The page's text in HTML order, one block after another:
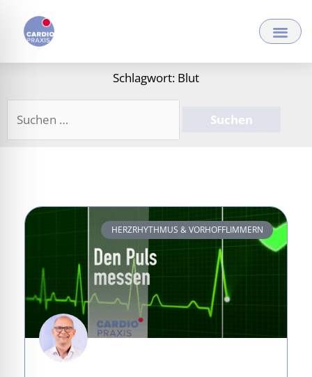
Inhalt
springen
Schlagwort: Blut
HERZRHYTHMUS & VORHOFFLIMMERN